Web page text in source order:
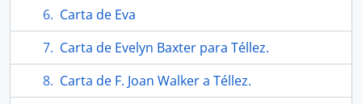
Carta de Eva
Carta de Evelyn Baxter para Téllez.
Carta de F. Joan Walker a Téllez.